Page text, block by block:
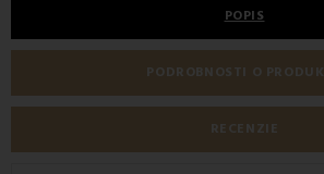
POPIS
PODROBNOSTI O
RECENZIE